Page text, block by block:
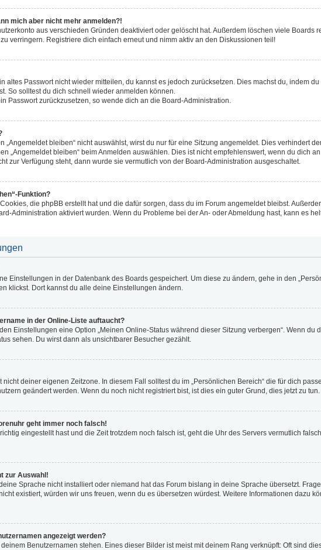
mich aber nicht mehr anmelden?!
aus verschieden Gründen deaktiviert oder gelöscht hat. Außerdem löschen viele Boards
verringern. Registriere dich einfach erneut und nimm aktiv an den Diskussionen teil!
altes Passwort nicht wieder mitteilen, du kannst es jedoch zurücksetzen. Dies machst du, indem
So solltest du dich schnell wieder anmelden können.
Passwort zurückzusetzen, so wende dich an die Board-Administration.
„Angemeldet bleiben“ nicht auswählst, wirst du nur für eine Sitzung angemeldet. Dies verhindert
„Angemeldet bleiben“ beim Anmelden auswählen. Dies ist nicht empfehlenswert, wenn du dich
zur Verfügung steht, dann wurde sie vermutlich von der Board-Administration ausgeschaltet.
Funktion?
die phpBB erstellt hat und die dafür sorgen, dass du im Forum angemeldet bleibst.
Administration aktiviert wurden. Wenn du Probleme bei der An- oder Abmeldung hast, kann es
Einstellungen in der Datenbank des Boards gespeichert. Um diese zu ändern, gehe in den
klickst. Dort kannst du alle deine Einstellungen ändern.
in der Online-Liste auftaucht?
Einstellungen eine Option „Meinen Online-Status während dieser Sitzung verbergen“. Wenn du
sehen. Du wirst dann als unsichtbarer Besucher gezählt.
deiner eigenen Zeitzone. In diesem Fall solltest du im „Persönlichen Bereich“ die für dich
geändert werden. Wenn du noch nicht registriert bist, ist dies ein guter Grund, dies jetzt zu tun.
geht immer noch falsch!
eingestellt hast und die Zeit trotzdem noch falsch ist, geht die Uhr des Servers vermutlich
zur Auswahl!
Sprache nicht installiert oder niemand hat das Forum bislang in deine Sprache übersetzt.
existiert, würden wir uns freuen, wenn du es übersetzen würdest. Weitere Informationen dazu
angezeigt werden?
Benutzernamen stehen. Eines dieser Bilder ist meist mit deinem Rang verknüpft: Oft sind